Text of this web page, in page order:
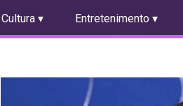
Cultura ▾ Entretenimento ▾